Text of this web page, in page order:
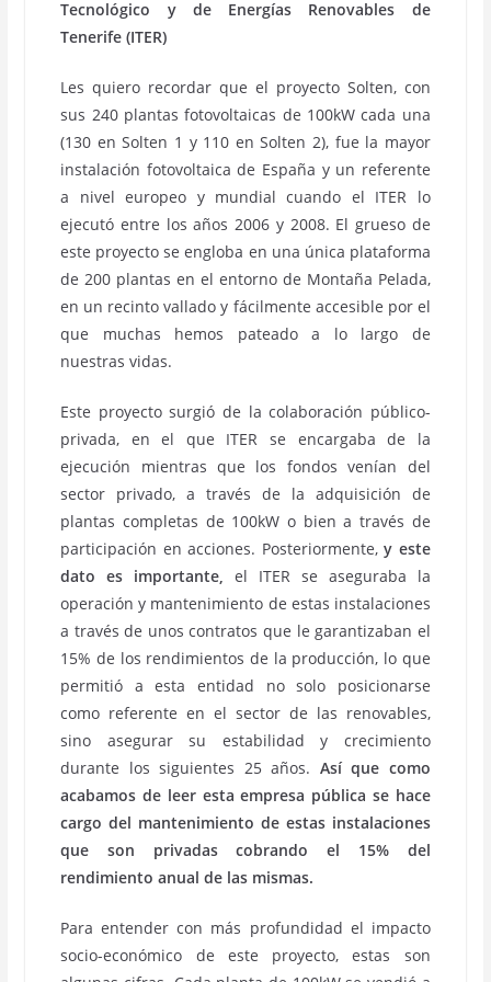
Tecnológico y de Energías Renovables de
Tenerife (ITER)
Les quiero recordar que el proyecto Solten, con
sus 240 plantas fotovoltaicas de 100kW cada una
(130 en Solten 1 y 110 en Solten 2), fue la mayor
instalación fotovoltaica de España y un referente
a nivel europeo y mundial cuando el ITER lo
ejecutó entre los años 2006 y 2008. El grueso de
este proyecto se engloba en una única plataforma
de 200 plantas en el entorno de Montaña Pelada,
en un recinto vallado y fácilmente accesible por el
que muchas hemos pateado a lo largo de
nuestras vidas.
Este proyecto surgió de la colaboración público-
privada, en el que ITER se encargaba de la
ejecución mientras que los fondos venían del
sector privado, a través de la adquisición de
plantas completas de 100kW o bien a través de
participación en acciones. Posteriormente,y este
dato es importante,el ITER se aseguraba la
operación y mantenimiento de estas instalaciones
a través de unos contratos que le garantizaban el
15% de los rendimientos de la producción, lo que
permitió a esta entidad no solo posicionarse
como referente en el sector de las renovables,
sino asegurar su estabilidad y crecimiento
durante los siguientes 25 años. Así que como
acabamos de leer esta empresa pública se hace
cargo del mantenimiento de estas instalaciones
que son privadas cobrando el 15% del
rendimiento anual de las mismas.
Para entender con más profundidad el impacto
socio-económico de este proyecto, estas son